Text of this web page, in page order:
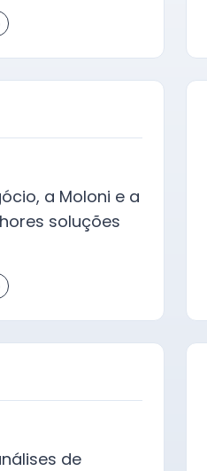
a Moloni e a
soluções
de